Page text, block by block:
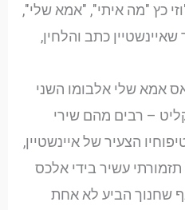
כץ "מה איתי", "אמא שלי",
שאיינשטיין כתב והלחין,
בסי.בי.אס אמא שלי אלבומו השני
– רבים מהם שירי
הצעיר של איינשטיין,
תזמורתי עשיר בידי אלכס
שחנוך הביע לא אחת